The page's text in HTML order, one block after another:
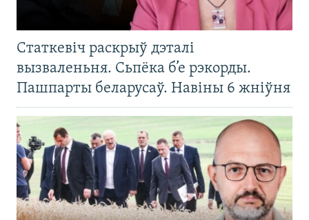
Статкевіч раскрыў дэталі
вызваленьня. Сьпёка б’е рэкорды.
Пашпарты беларусаў. Навіны 6 жніўня